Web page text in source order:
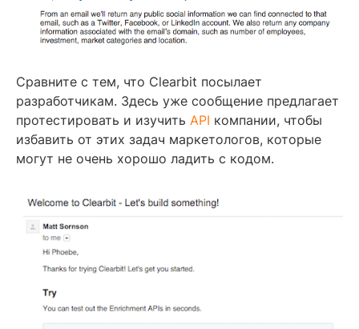
Сравните с тем, что Clearbit посылает
разработчикам. Здесь уже сообщение предлагает
протестировать и изучить API компании, чтобы
избавить от этих задач маркетологов, которые
могут не очень хорошо ладить с кодом.